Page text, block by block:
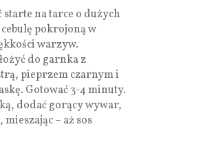
na tarce o dużych
pokrojoną w
warzyw.
do garnka z
pieprzem czarnym i
Gotować 3-4 minuty.
dodać gorący wywar,
– aż sos